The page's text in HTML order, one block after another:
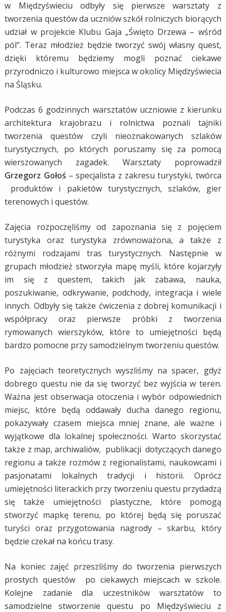
w Międzyświeciu odbyły się pierwsze warsztaty z
tworzenia questów da uczniów szkół rolniczych biorących
udział w projekcie Klubu Gaja „Święto Drzewa – wśród
pól”. Teraz młodzież będzie tworzyć swój własny quest,
dzięki któremu będziemy mogli poznać ciekawe
przyrodniczo i kulturowo miejsca w okolicy Międzyświecia
na Śląsku.
Podczas 6 godzinnych warsztatów uczniowie z kierunku
architektura krajobrazu i rolnictwa poznali tajniki
tworzenia questów czyli nieoznakowanych szlaków
turystycznych, po których poruszamy się za pomocą
wierszowanych zagadek. Warsztaty poprowadził
Grzegorz Gołoś – specjalista z zakresu turystyki, twórca
produktów i pakietów turystycznych, szlaków, gier
terenowych i questów.
Zajęcia rozpoczęliśmy od zapoznania się z pojęciem
turystyka oraz turystyka zrównoważona, a także z
różnymi rodzajami tras turystycznych. Następnie w
grupach młodzież stworzyła mapę myśli, które kojarzyły
im się z questem, takich jak zabawa, nauka,
poszukiwanie, odkrywanie, podchody, integracja i wiele
innych. Odbyły się także ćwiczenia z dobrej komunikacji i
współpracy oraz pierwsze próbki z tworzenia
rymowanych wierszyków, które to umiejętności będą
bardzo pomocne przy samodzielnym tworzeniu questów.
Po zajęciach teoretycznych wyszliśmy na spacer, gdyż
dobrego questu nie da się tworzyć bez wyjścia w teren.
Ważna jest obserwacja otoczenia i wybór odpowiednich
miejsc, które będą oddawały ducha danego regionu,
pokazywały czasem miejsca mniej znane, ale ważne i
wyjątkowe dla lokalnej społeczności. Warto skorzystać
także z map, archiwaliów, publikacji dotyczących danego
regionu a także rozmów z regionalistami, naukowcami i
pasjonatami lokalnych tradycji i historii. Oprócz
umiejętności literackich przy tworzeniu questu przydadzą
się także umiejętności plastyczne, które pomogą
stworzyć mapkę terenu, po której będą się poruszać
turyści oraz przygotowania nagrody – skarbu, który
będzie czekał na końcu trasy.
Na koniec zajęć przeszliśmy do tworzenia pierwszych
prostych questów po ciekawych miejscach w szkole.
Kolejne zadanie dla uczestników warsztatów to
samodzielne stworzenie questu po Międzyświeciu z